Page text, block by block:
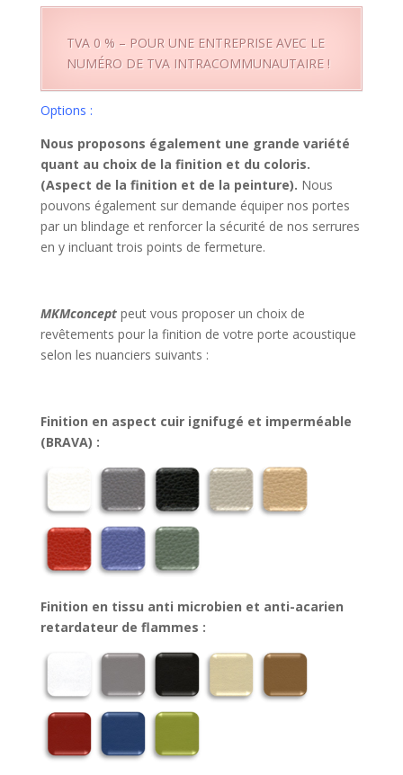
TVA 0 % – POUR UNE ENTREPRISE AVEC LE
NUMÉRO DE TVA INTRACOMMUNAUTAIRE !
Options :
Nous proposons également une grande variété
quant au choix de la finition et du coloris.
(Aspect de la finition et de la peinture). Nous
pouvons également sur demande équiper nos portes
par un blindage et renforcer la sécurité de nos serrures
en y incluant trois points de fermeture.
MKMconceptpeut vous proposer un choix de
revêtements pour la finition de votre porte acoustique
selon les nuanciers suivants :
Finition en aspect cuir ignifugé et imperméable
(BRAVA) :
Finition en tissu anti microbien et anti-acarien
retardateur de flammes :